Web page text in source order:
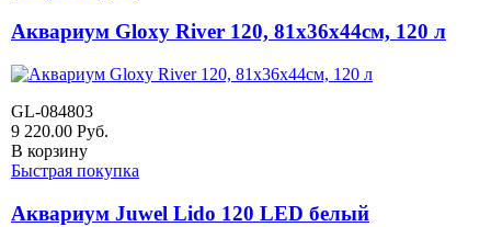
Аквариум Gloxy River 120, 81х36х44см, 120 л
GL-084803
9 220.00 Руб.
В корзину
Быстрая покупка
Аквариум Juwel Lido 120 LED белый